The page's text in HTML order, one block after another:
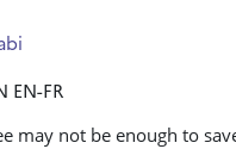
EN-FR
may not be enough to